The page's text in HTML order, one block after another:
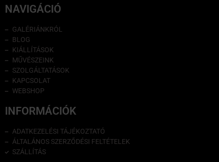
NAVIGÁCIÓ
GALÉRIÁNKRÓL
BLOG
KIÁLLÍTÁSOK
MŰVÉSZEINK
SZOLGÁLTATÁSOK
KAPCSOLAT
WEBSHOP
INFORMÁCIÓK
ADATKEZELÉSI TÁJÉKOZTATÓ
ÁLTALÁNOS SZERZŐDÉSI FELTÉTELEK
SZÁLLÍTÁS